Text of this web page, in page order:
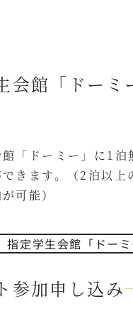
会館「ドーミ
「ドーミー」に1泊
きます。（2泊以上
可能）
指定学生会館「ドー
参加申し込み